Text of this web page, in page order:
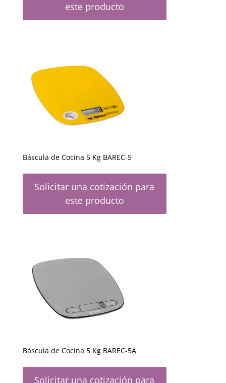
este producto
Báscula de Cocina 5 Kg BAREC-5
Solicitar una cotización para
este producto
Báscula de Cocina 5 Kg BAREC-5A
Solicitar una cotización para